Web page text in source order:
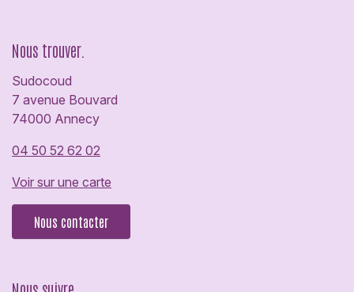
Nous trouver.
Sudocoud
7 avenue Bouvard
74000 Annecy
04 50 52 62 02
Voir sur une carte
Nous contacter